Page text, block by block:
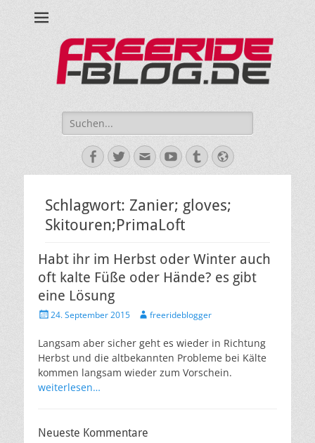
Suche
nach:
Facebook
Twitter
E-
Mail
YouTube
TumblrWebsite
Schlagwort: Zanier; gloves;
Skitouren;PrimaLoft
Habt ihr im Herbst oder Winter auch
oft kalte Füße oder Hände? es gibt
eine Lösung
Veröffentlicht
24. September 2015 Autorfreerideblogger
Langsam aber sicher geht es wieder in Richtung
Herbst und die altbekannten Probleme bei Kälte
kommen langsam wieder zum Vorschein.
weiterlesen…
Neueste Kommentare